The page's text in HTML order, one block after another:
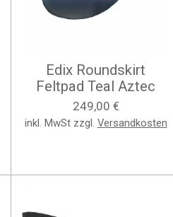
Edix Roundskirt
Feltpad Teal Aztec
249,00 €
inkl. MwSt zzgl. Versandkosten